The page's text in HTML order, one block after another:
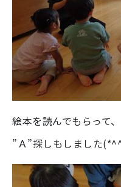
絵本を読んでもらって、
”Ａ”探しもしました